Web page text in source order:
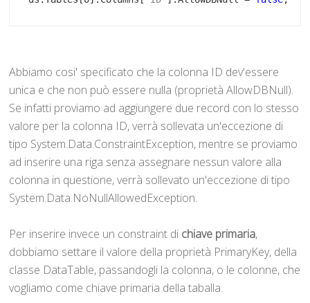
Abbiamo cosi' specificato che la colonna ID dev'essere
unica e che non può essere nulla (proprietà AllowDBNull).
Se infatti proviamo ad aggiungere due record con lo stesso
valore per la colonna ID, verrà sollevata un'eccezione di
tipo System.Data.ConstraintException, mentre se proviamo
ad inserire una riga senza assegnare nessun valore alla
colonna in questione, verrà sollevato un'eccezione di tipo
System.Data.NoNullAllowedException.
Per inserire invece un constraint di chiave primaria,
dobbiamo settare il valore della proprietà PrimaryKey, della
classe DataTable, passandogli la colonna, o le colonne, che
vogliamo come chiave primaria della taballa.